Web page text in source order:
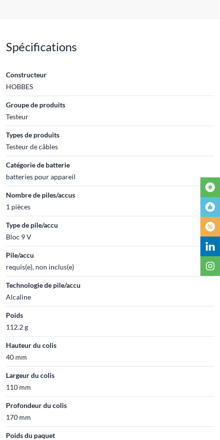
Spécifications
Constructeur
HOBBES
Groupe de produits
Testeur
Types de produits
Testeur de câbles
Catégorie de batterie
batteries pour appareil
Nombre de piles/accus
1 pièces
Type de pile/accu
Bloc 9 V
Pile/accu
requis(e), non inclus(e)
Technologie de pile/accu
Alcaline
Poids
112.2 g
Hauteur du colis
40 mm
Largeur du colis
110 mm
Profondeur du colis
170 mm
Poids du paquet